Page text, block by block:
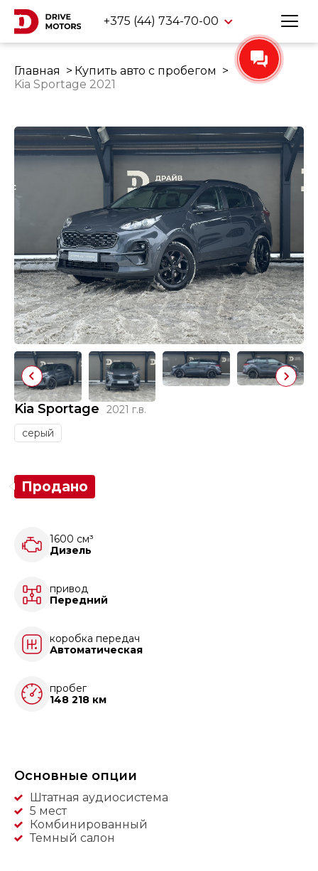
+375 (44) 734-70-00
Главная
Купить авто с пробегом
Kia Sportage 2021
Kia Sportage
2021 г.в.
серый
Продано
1600 см³
Дизель
привод
Передний
коробка передач
Автоматическая
пробег
148 218 км
Основные опции
Штатная аудиосистема
5 мест
Комбинированный
Темный салон